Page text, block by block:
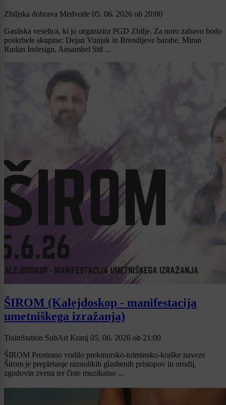
Zbiljska dobrava Medvode 05. 06. 2026 ob 20:00
Gasilska veselica, ki jo organizira PGD Zbilje. Za noro zabavo bodo
poskrbele skupine: Dejan Vunjak in Brendijeve barabe, Miran
Rudan Indesign, Ansambel Stil ...
ŠIROM (Kalejdoskop - manifestacija
umetniškega izražanja)
TrainStation SubArt Kranj 05. 06. 2026 ob 21:00
ŠIROM Prostrano vodilo prekmursko-tolminsko-kraške naveze
Širom je prepletanje raznolikih glasbenih pristopov in orodij,
zgodovin zvena ter čiste muzikalno ...